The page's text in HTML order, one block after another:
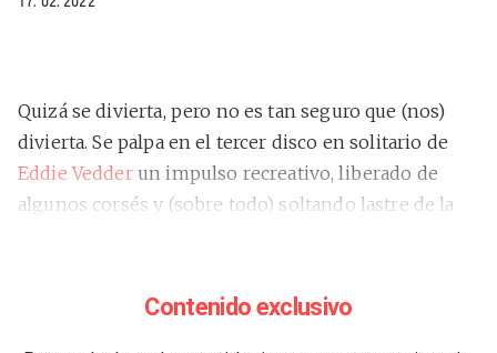
Quizá se divierta, pero no es tan seguro que (nos)
divierta. Se palpa en el tercer disco en solitario de
Eddie Vedderun impulso recreativo, liberado de
algunos corsés y (sobre todo) soltando lastre de la
siendo, por lo general, regresivo. Por momentos,
Contenido exclusivo